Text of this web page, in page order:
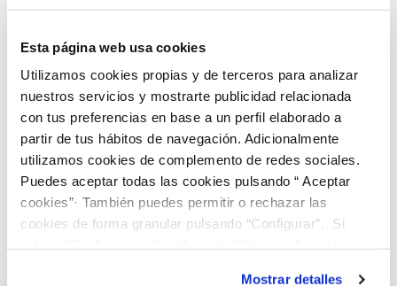
Esta página web usa cookies
Utilizamos cookies propias y de terceros para analizar
nuestros servicios y mostrarte publicidad relacionada
con tus preferencias en base a un perfil elaborado a
partir de tus hábitos de navegación. Adicionalmente
utilizamos cookies de complemento de redes sociales.
Puedes aceptar todas las cookies pulsando “ Aceptar
cookies”· También puedes permitir o rechazar las
cookies de forma granular pulsando “Configurar”. Si
Mostrar detalles
23 JUL 2020
que permite detectar la presencia de Covid-
19 en las aguas residuales de la ciudad